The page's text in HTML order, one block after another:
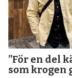
”För en del
som krogen